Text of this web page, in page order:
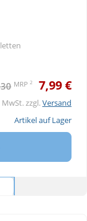
MRP 2 7,99 €
zzgl.Versand
Artikel auf Lager